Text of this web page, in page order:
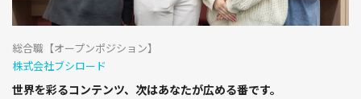
総合職【オープンポジション】
株式会社ブシロード
世界を彩るコンテンツ、次はあなたが広める番です。